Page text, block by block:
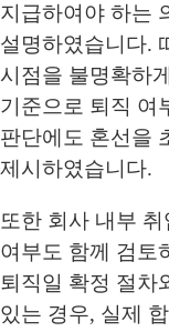
지급하여야 하는
설명하였습니다.
시점을 불명확하
기준으로 퇴직 여
판단에도 혼선을
제시하였습니다.
또한 회사 내부
여부도 함께 검토
퇴직일 확정 절차
있는 경우, 실제